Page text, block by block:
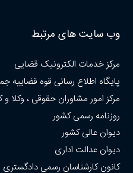
وب سایت های مرتبط
مرکز خدمات الکترونیک قضایی
پایگاه اطلاع رسانی قوه قضاییه
مرکز امور مشاوران حقوقی ، وکلا و
روزنامه رسمی کشور
دیوان عالی کشور
دیوان عدالت اداری
کانون کارشناسان رسمی دادگستری